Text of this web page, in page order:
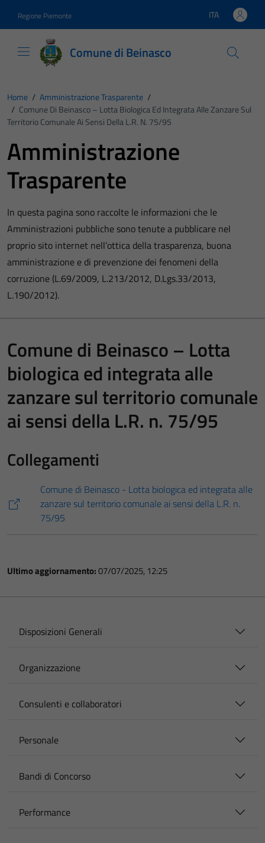
Regione Piemonte Lingua attiva:
ITA
Comune di Beinasco
Home / Amministrazione Trasparente /
/ Comune Di Beinasco – Lotta Biologica Ed Integrata Alle Zanzare Sul
Territorio Comunale Ai Sensi Della L.R. N. 75/95
Amministrazione
Trasparente
In questa pagina sono raccolte le informazioni che le
Amministrazioni pubbliche sono tenute a pubblicare nel
proprio sito internet nell’ottica della trasparenza, buona
amministrazione e di prevenzione dei fenomeni della
corruzione (L.69/2009, L.213/2012, D.Lgs.33/2013,
L.190/2012).
Comune di Beinasco – Lotta
biologica ed integrata alle
zanzare sul territorio comunale
ai sensi della L.R. n. 75/95
Collegamenti
Comune di Beinasco - Lotta biologica ed integrata alle
zanzare sul territorio comunale ai sensi della L.R. n.
75/95
Ultimo aggiornamento:07/07/2025, 12:25
Disposizioni Generali
Organizzazione
Consulenti e collaboratori
Personale
Bandi di Concorso
Performance